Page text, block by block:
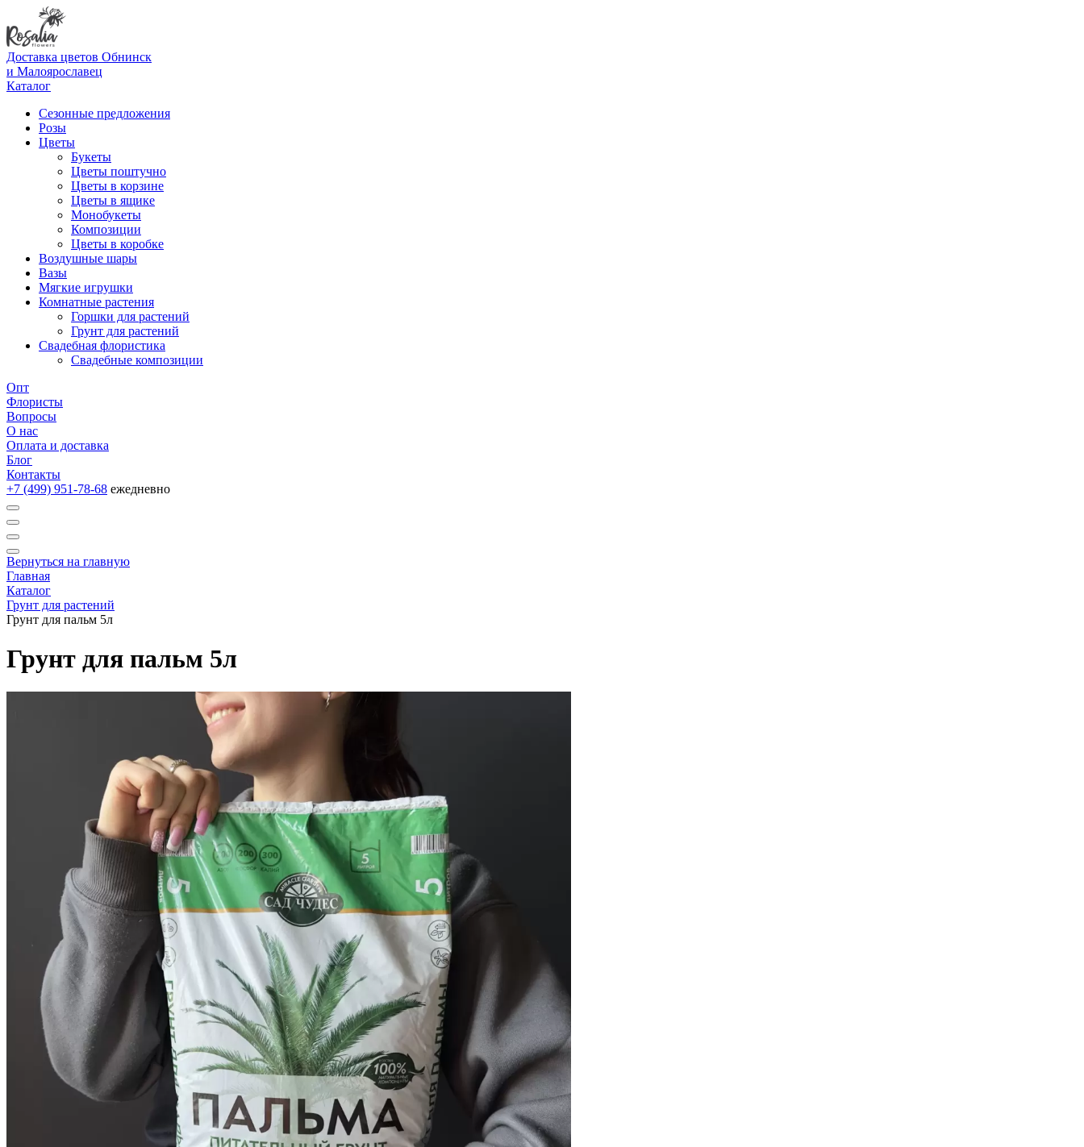
Доставка цветов Обнинск
и Малоярославец
Каталог
Сезонные предложения
Розы
Цветы
Букеты
Цветы поштучно
Цветы в корзине
Цветы в ящике
Монобукеты
Композиции
Цветы в коробке
Воздушные шары
Вазы
Мягкие игрушки
Комнатные растения
Горшки для растений
Грунт для растений
Свадебная флористика
Свадебные композиции
Опт
Флористы
Вопросы
О нас
Оплата и доставка
Блог
Контакты
+7 (499) 951-78-68 ежедневно
Вернуться на главную
Главная
Каталог
Грунт для растений
Грунт для пальм 5л
Грунт для пальм 5л